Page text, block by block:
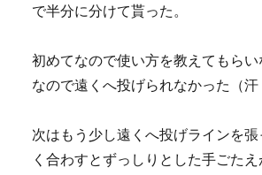
で半分に分けて貰った。
初めてなので使い方を教えてもら
なので遠くへ投げられなかった（汗
次はもう少し遠くへ投げラインを
く合わすとずっしりとした手ごた